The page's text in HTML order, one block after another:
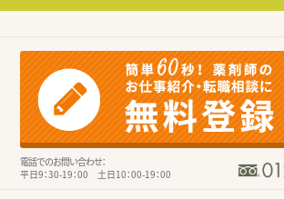
電話でのお問い合わせ：
平日9：30-19：00 土日10：00-19：00